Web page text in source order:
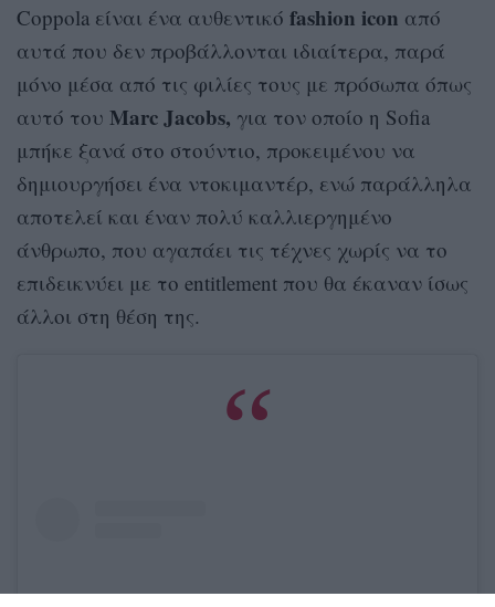
Coppola είναι ένα αυθεντικό fashion icon από
αυτά που δεν προβάλλονται ιδιαίτερα, παρά
μόνο μέσα από τις φιλίες τους με πρόσωπα όπως
αυτό του Marc Jacobs, για τον οποίο η Sofia
μπήκε ξανά στο στούντιο, προκειμένου να
δημιουργήσει ένα ντοκιμαντέρ, ενώ παράλληλα
αποτελεί και έναν πολύ καλλιεργημένο
άνθρωπο, που αγαπάει τις τέχνες χωρίς να το
επιδεικνύει με το entitlement που θα έκαναν ίσως
άλλοι στη θέση της.